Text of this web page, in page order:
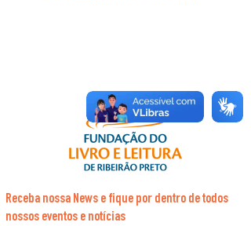
Receba nossa News e fique por dentro de todos
nossos eventos e notícias